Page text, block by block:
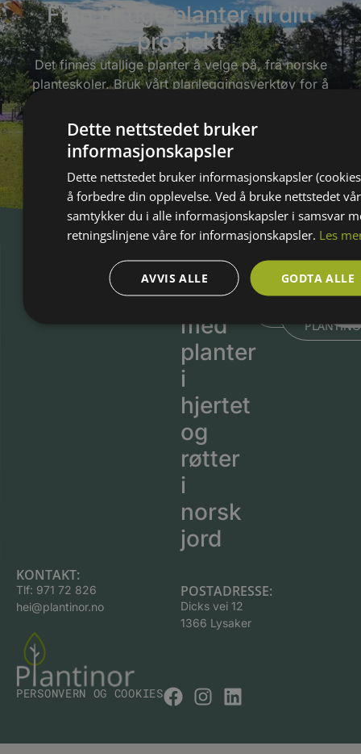
Finn riktige planter til ditt
prosjekt
Det finnes utallige planter å velge på, fra norske
planteskoler. Bruk vårt planleggingsverktøy for å
SE ALLE PLANTER
Produsert
med
planter
i
hjertet
og
røtter
i
norsk
jord
BLI KJENT MED
BLI
KONTAKT:
Tlf: 971 72 826
hei@plantinor.no
POSTADRESSE:
Dicks vei 12
1366 Lysaker
PERSONVERN OG COOKIES
Dette nettstedet bruker
informasjonskapsler
Dette nettstedet bruker informasjonskapsler
å forbedre din opplevelse. Ved å bruke nettstedet
samtykker du i alle informasjonskapsler i samsvar
retningslinjene våre for informasjonskapsler. Les
GODTA ALLE
AVVIS ALLE